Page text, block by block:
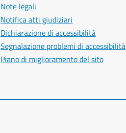
Note legali
Notifica atti giudiziari
Dichiarazione di accessibilità
Segnalazione problemi di accessibilità
Piano di miglioramento del sito